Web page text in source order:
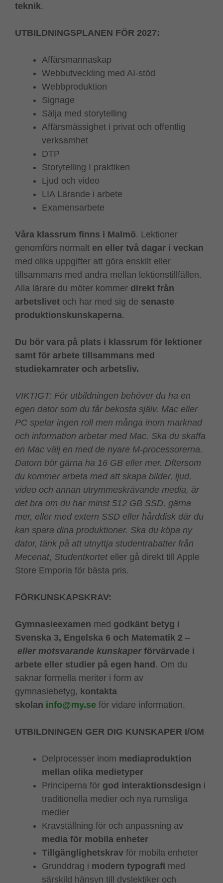
teknik.
UTBILDNINGSPLANEN FÖR 2027:
Affärsmannaskap
Webbutveckling med AI-stöd
Webbproduktion
Signage
Sälja med storytelling
Affärsmässighet i privat och offentlig
verksamhet
DTP
Storytelling I praktiken
Ljud och video
LIA Lärande i arbete
Examensarbete
Våra klassrum finns i Malmö. Lektioner
genomförs normalt en eller två dagar i veckan
med olika uppgifter att göra enskilt eller
tillsammans med andra mellan lektionstillfällen.
Alla lärare du möter kommer direkt från
arbetslivet och har med sig de senaste
produktionskunskaperna.
Du bör vara på plats i klassrum för lektioner
samt för arbete tillsammans med
studiekamrater och arbetsliv.
VIKTIGT: För utbildningen behöver du ha en
egen dator som du får bekosta själv. Mac eller
PC spelar ingen roll men många inom marknad
och information arbetar med Mac. Ska du skaffa
en Mac välj en med de nyare M-processorerna.
Datorn bör gärna ha 16 GB eller mer. Dftersom
du kommer arbeta med att skapa bilder, ljud,
video och annan utrymmeskrävande media, är
det bra om du har minst 512 GB SSD, gärna
mer, eller med extern SSD eller hårddisk där du
kan spara dina produktioner. Ska du köpa ny
dator, tänk på att utnyttja studentrabatter från
Mecenat, Studentkorteteller gå direkt till Apple
Store Emporia för bästa pris.
FÖRKUNSKAPSKRAV:
Gymnasieexamen med godkänt betyg i
Svenska 3, Engelska 6 och Matematik 2 –
eller motsvarande kunskaperförvärvade i
arbete eller studier på egen hand. Om du
saknar formella meriter i form av
gymnasiebetyg, kontakta
skolan info@my.se för vidare information.
UTBILDNINGEN GER DIG KUNSKAPER I/OM
Delprocesser inom mediaproduktion
mellan olika medietyper
Principerna för god interaktionsdesign i
traditionella medier och nya rumsliga
medier
Kravställning för och anpassning av
media för mobila enheter
Tillgänglighetskrav för mobila enheter
Grunddrag i modern typografi med
särskild hänsyn till dyslektiker och